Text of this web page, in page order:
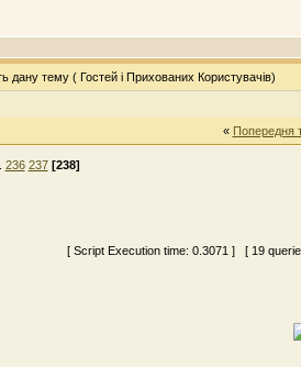
дану тему ( Гостей і Прихованих Користувачів)
« Попередня
236 237 [238]
[ Script Execution time: 0.3071 ] [ 19